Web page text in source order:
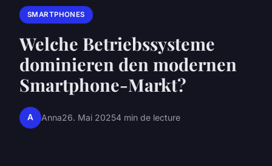
SMARTPHONES
Welche Betriebssysteme
dominieren den modernen
Smartphone-Markt?
A Anna26. Mai 20254 min de lecture